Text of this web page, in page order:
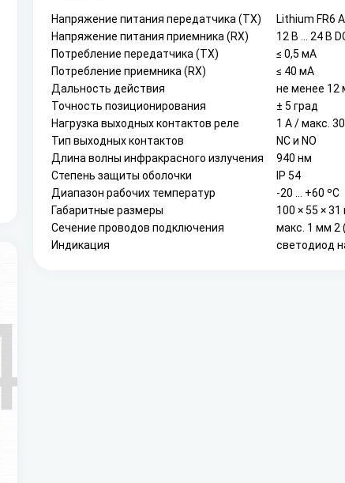
Напряжение питания передатчика (ТХ)
Lithium FR6
Напряжение питания приемника (RX)
12 В ... 24 В
Потребление передатчика (ТХ)
≤ 0,5 мА
Потребление приемника (RX)
≤ 40 мА
Дальность действия
не менее 12
Точность позиционирования
± 5 град
Нагрузка выходных контактов реле
1 А / макс.
Тип выходных контактов
NC и NO
Длина волны инфракрасного излучения
940 нм
Степень защиты оболочки
IP 54
Диапазон рабочих температур
-20 ... +60 ºС
Габаритные размеры
100 × 55 ×
Сечение проводов подключения
макс. 1 мм 2
Индикация
светодиод